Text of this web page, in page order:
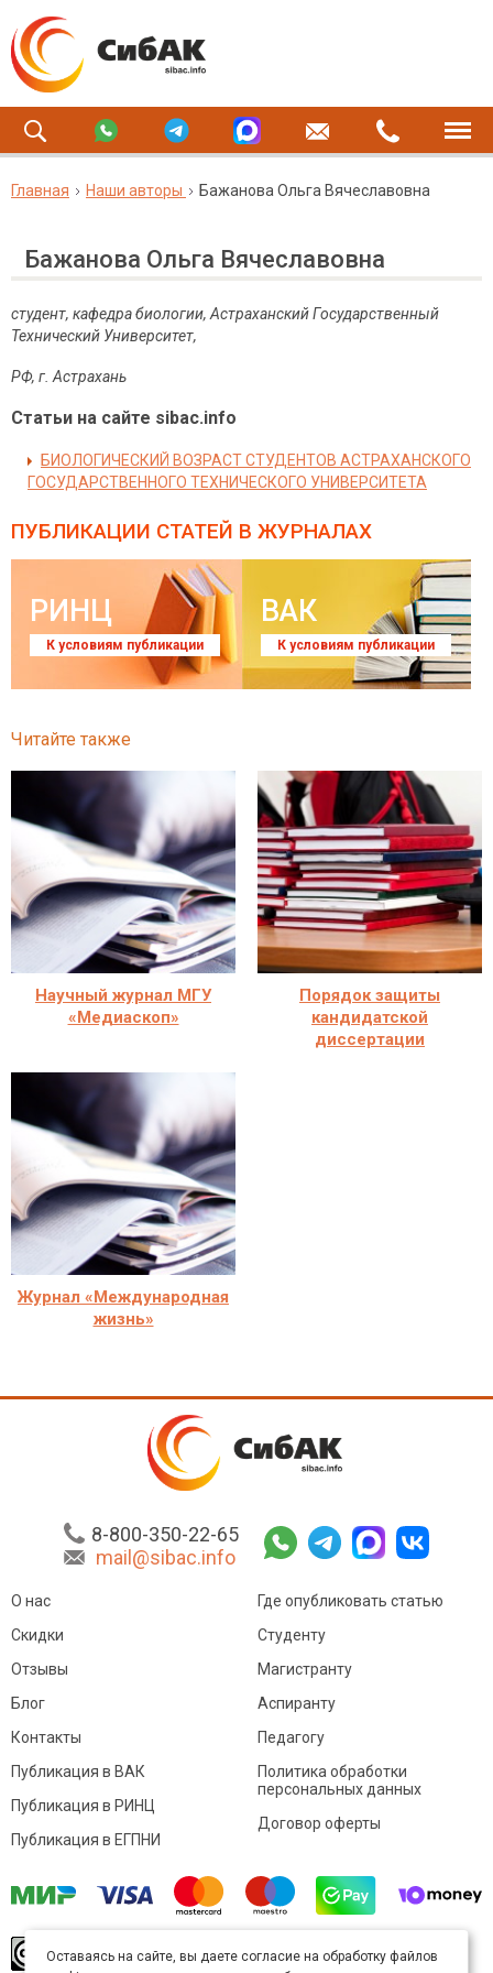
Главная Наши авторы Бажанова Ольга Вячеславовна
Бажанова Ольга Вячеславовна
студент, кафедра биологии, Астраханский Государственный
Технический Университет,
РФ, г. Астрахань
Статьи на сайте sibac.info
БИОЛОГИЧЕСКИЙ ВОЗРАСТ СТУДЕНТОВ АСТРАХАНСКОГО
ГОСУДАРСТВЕННОГО ТЕХНИЧЕСКОГО УНИВЕРСИТЕТА
ПУБЛИКАЦИИ СТАТЕЙ В ЖУРНАЛАХ
РИНЦ
К условиям публикации
ВАК
К условиям публикации
Читайте также
Научный журнал МГУ
«Медиаскоп»
Порядок защиты
кандидатской
диссертации
Журнал «Международная
жизнь»
8-800-350-22-65
mail@sibac.info
О нас
Скидки
Отзывы
Блог
Контакты
Где опубликовать статью
Студенту
Магистранту
Аспиранту
Педагогу
Публикация в ВАК
Публикация в РИНЦ
Публикация в ЕГПНИ
Политика обработки
персональных данных
Договор оферты
произведение доступно полицензии Creative
Оставаясь на сайте, вы даете согласие на обработку файлов